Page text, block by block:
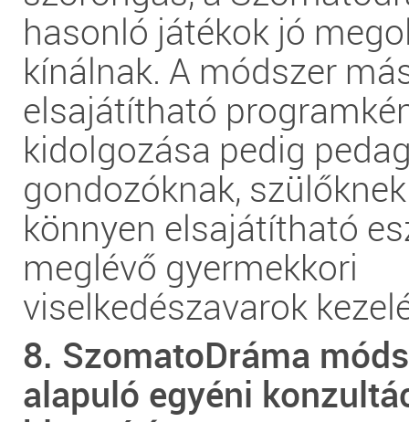
hasonló játékok jó
kínálnak. A módszer
elsajátítható
kidolgozása pedig
gondozóknak,
könnyen elsajátítható
meglévő gyermekkori
viselkedészavarok
8. SzomatoDráma
alapuló egyéni